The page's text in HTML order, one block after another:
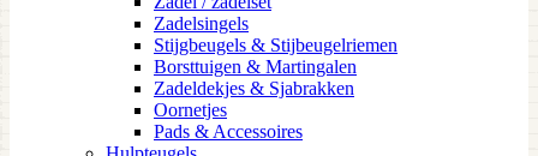
Zadelsingels
Stijgbeugels & Stijbeugelriemen
Borsttuigen & Martingalen
Zadeldekjes & Sjabrakken
Oornetjes
Pads & Accessoires